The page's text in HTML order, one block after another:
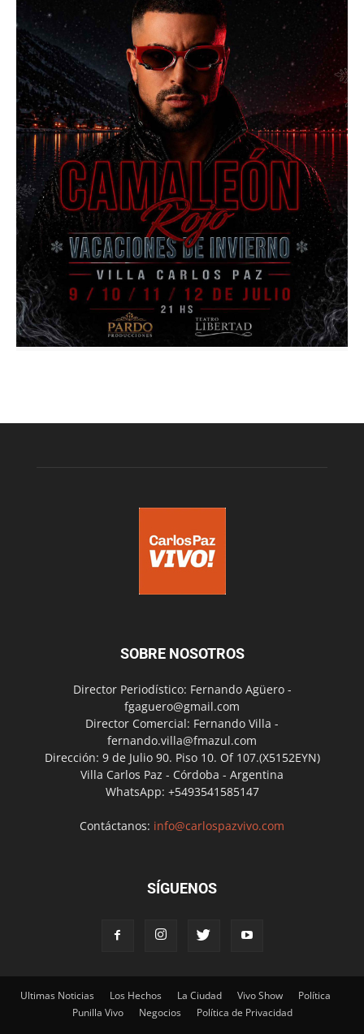
SOBRE NOSOTROS
Director Periodístico: Fernando Agüero -
fgaguero@gmail.com
Director Comercial: Fernando Villa -
fernando.villa@fmazul.com
Dirección: 9 de Julio 90. Piso 10. Of 107.(X5152EYN)
Villa Carlos Paz - Córdoba - Argentina
WhatsApp: +5493541585147
Contáctanos: info@carlospazvivo.com
SÍGUENOS
Ultimas Noticias Los Hechos La Ciudad Vivo Show
Política
Punilla Vivo
Negocios Política de Privacidad